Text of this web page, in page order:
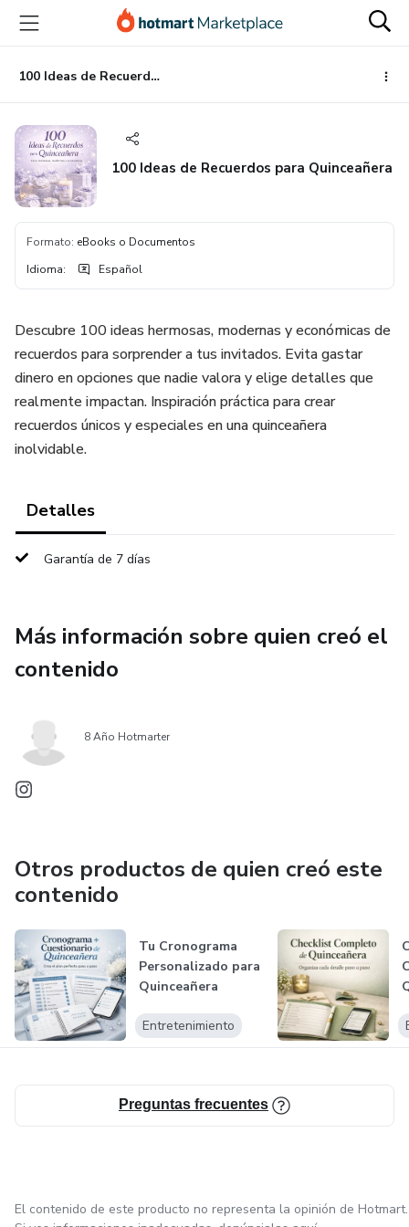
principal
página
de
página
100 Ideas de Recuerdos para Quinceañera
100 Ideas de Recuerdos para Quinceañera
Formato: eBooks o Documentos
Idioma: Español
Descubre 100 ideas hermosas, modernas y económicas de
recuerdos para sorprender a tus invitados. Evita gastar
dinero en opciones que nadie valora y elige detalles que
realmente impactan. Inspiración práctica para crear
recuerdos únicos y especiales en una quinceañera
inolvidable.
Detalles
Garantía de 7 días
Más información sobre quien creó el
contenido
8 Año Hotmarter
Otros productos de quien creó este
contenido
Tu Cronograma
Personalizado para
Quinceañera
Entretenimiento
Preguntas frecuentes
El contenido de este producto no representa la opinión de Hotmart.